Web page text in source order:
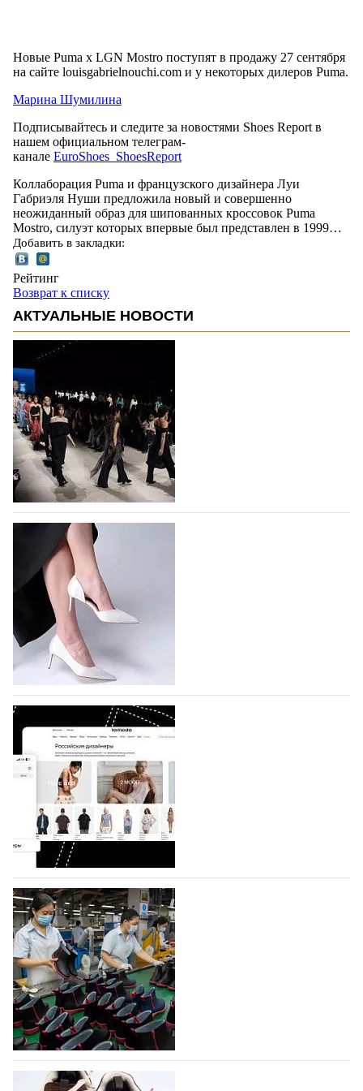
Новые Puma x LGN Mostro поступят в продажу 27 сентября
на сайте louisgabrielnouchi.com и у некоторых дилеров Puma.
Марина Шумилина
Подписывайтесь и следите за новостями Shoes Report в
нашем официальном телеграм-
канале EuroShoes_ShoesReport
Коллаборация Puma и французского дизайнера Луи
Габриэля Нуши предложила новый и совершенно
неожиданный образ для шипованных кроссовок Puma
Mostro, силуэт которых впервые был представлен в 1999…
Добавить в закладки:
Рейтинг
Возврат к списку
АКТУАЛЬНЫЕ НОВОСТИ
На участие в Московской неделе моды
подано 1047 заявок
На участие в седьмой Московской неделе моды,
которая пройдет в российской столице с 26 сентября
по 1 октября, уже подано 1047 заявок. Примерно
половину из них (494) прислали дизайнеры,
коллекции которых не были представлены в…
07.08.2026 368
BALLINA представит свои новинки на Euro
Shoes
Компания BALLINA Guangzhou Lihuang Footwear
Co., Ltd., основанная в 2011 году и расположенная в
Гуанчжоу, столице моды Китая, является
профессиональной обувной компанией,
объединяющей разработку, производство и…
07.08.2026 284
На платформе Lamoda - новый раздел и
условия продвижения локальных
дизайнерских марок
Российский маркетплейс Lamoda решил обновить
раздел для продажи продукции локальных
дизайнерских марок одежды, обуви и аксессуаров.
Бренды также получат маркетинговую…
06.08.2026 456
Объем мирового производства обуви в